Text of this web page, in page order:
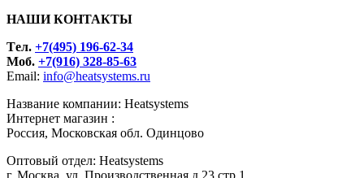
НАШИ КОНТАКТЫ
Tел. +7(495) 196-62-34
Моб. +7(916) 328-85-63
Email: info@heatsystems.ru
Название компании: Heatsystems
Интернет магазин :
Россия, Московская обл. Одинцово
Оптовый отдел: Heatsystems